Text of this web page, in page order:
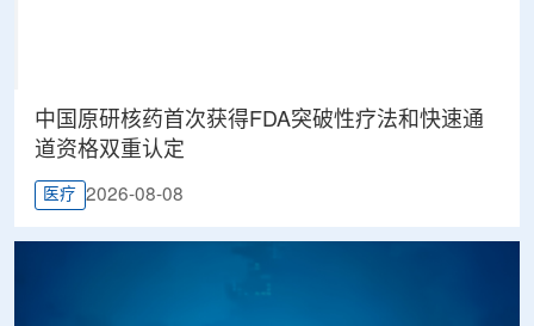
中国原研核药首次获得FDA突破性疗法和快速通
道资格双重认定
医疗 2026-08-08